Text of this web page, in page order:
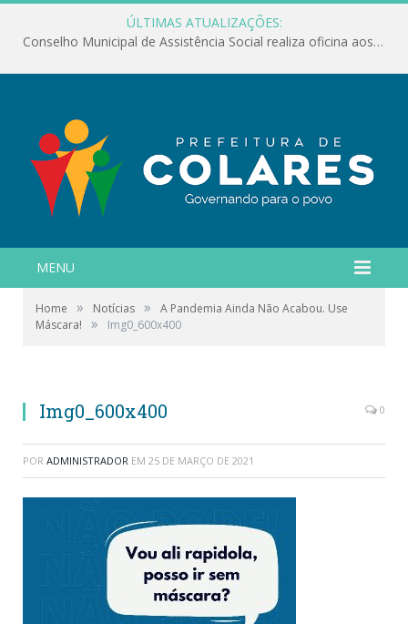
ÚLTIMAS ATUALIZAÇÕES:
Conselho Municipal de Assistência Social realiza oficina aos servidores
MENU
Home » Notícias »
A Pandemia Ainda Não Acabou. Use
Máscara!
» Img0_600x400
Img0_600x400 0
POR ADMINISTRADOR EM 25 DE MARÇO DE 2021